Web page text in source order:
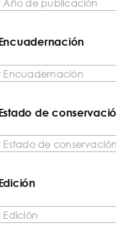
Año de publicación
Encuadernación
de